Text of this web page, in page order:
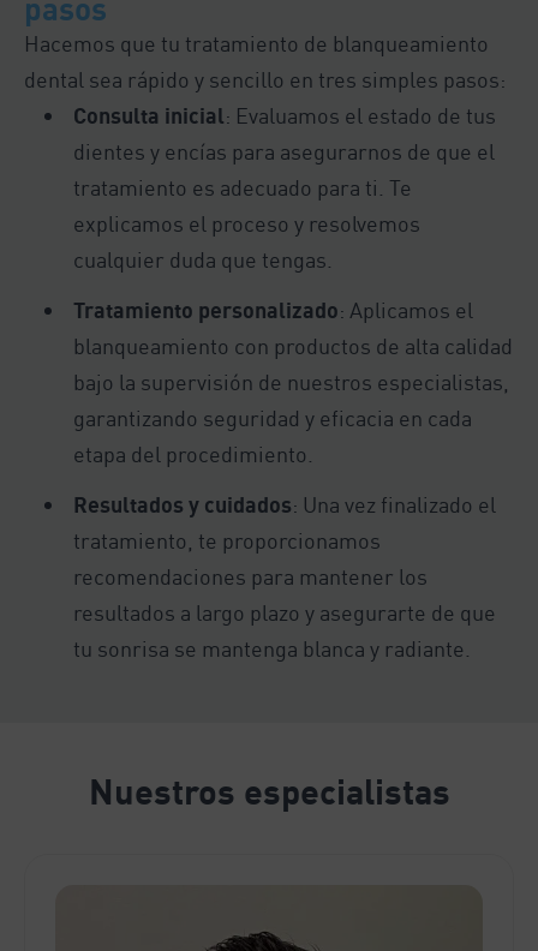
pasos
Hacemos que tu tratamiento de blanqueamiento
dental sea rápido y sencillo en tres simples pasos:
Consulta inicial: Evaluamos el estado de tus
dientes y encías para asegurarnos de que el
tratamiento es adecuado para ti. Te
explicamos el proceso y resolvemos
cualquier duda que tengas.
Tratamiento personalizado: Aplicamos el
blanqueamiento con productos de alta calidad
bajo la supervisión de nuestros especialistas,
garantizando seguridad y eficacia en cada
etapa del procedimiento.
Resultados y cuidados: Una vez finalizado el
tratamiento, te proporcionamos
recomendaciones para mantener los
resultados a largo plazo y asegurarte de que
tu sonrisa se mantenga blanca y radiante.
Nuestros especialistas